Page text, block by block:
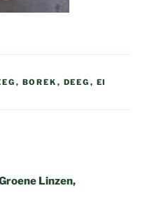
, BOREK , DEEG , EI
Linzen,